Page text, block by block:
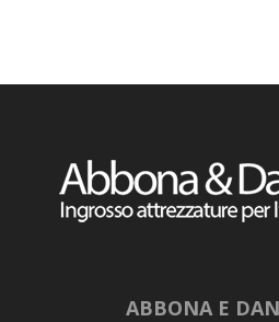
ABBONA E